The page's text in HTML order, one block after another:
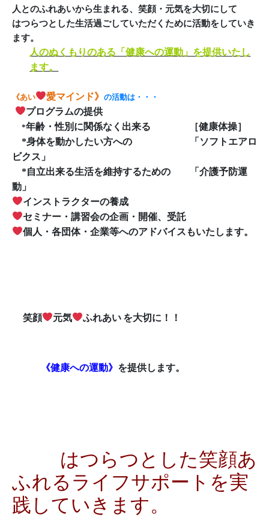
人とのふれあいから生まれる、笑顔・元気を大切にして
はつらつとした生活過ごしていただくために活動をしていき
ます。
人のぬくもりのある「健康への運動」を提供いたし
ます。
《あい 愛マインド》の活動は・・・
プログラムの提供
*年齢・性別に関係なく出来る ［健康体操］
*身体を動かしたい方への 「ソフトエアロ
ビクス」
*自立出来る生活を維持するための 「介護予防運
動」
インストラクターの養成
セミナー・講習会の企画・開催、受託
個人・各団体・企業等へのアドバイスもいたします。
笑顔 元気 ふれあい を大切に！！
《健康への運動》 を提供します。
はつらつとした笑顔あ
ふれるライフサポートを実
践していきます。